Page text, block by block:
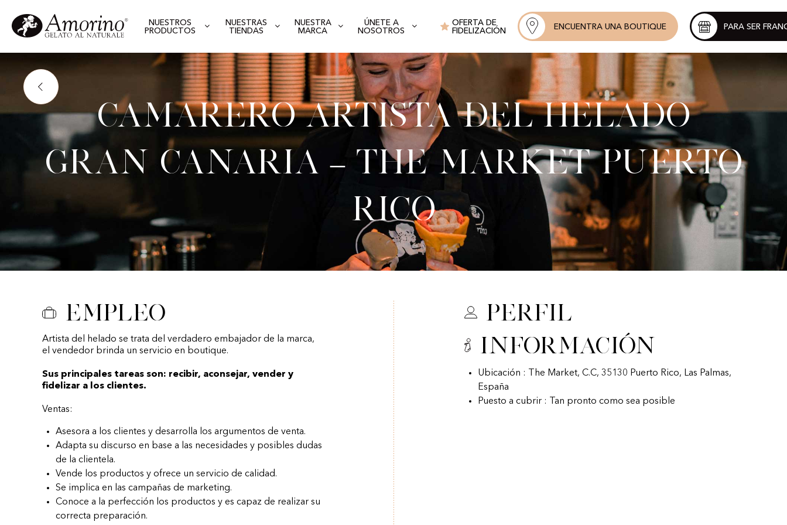
NUESTROS
PRODUCTOS
NUESTRAS
TIENDAS
NUESTRA
MARCA
ÚNETE A
NOSOTROS
OFERTA DE
FIDELIZACIÓN
ENCUENTRA UNA BOUTIQUE PARA SER
Camarero artista del helado
Gran Canaria – The Market Puerto
Rico
Empleo
Artista del helado se trata del verdadero embajador de la marca,
el vendedor brinda un servicio en boutique.
Sus principales tareas son: recibir, aconsejar, vender y
fidelizar a los clientes.
Ventas:
Asesora a los clientes y desarrolla los argumentos de venta.
Adapta su discurso en base a las necesidades y posibles dudas
de la clientela.
Vende los productos y ofrece un servicio de calidad.
Se implica en las campañas de marketing.
Conoce a la perfección los productos y es capaz de realizar su
correcta preparación.
Perfil
Información
Ubicación : The Market, C.C, 35130 Puerto Rico, Las Palmas,
España
Puesto a cubrir : Tan pronto como sea posible